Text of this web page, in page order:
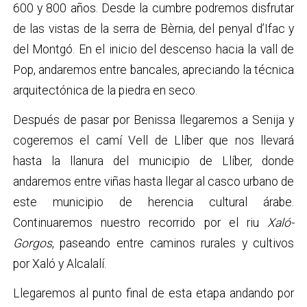
600 y 800 años. Desde la cumbre podremos disfrutar
de las vistas de la serra de Bèrnia, del penyal d’Ifac y
del Montgó. En el inicio del descenso hacia la vall de
Pop, andaremos entre bancales, apreciando la técnica
arquitectónica de la piedra en seco.
Después de pasar por Benissa llegaremos a Senija y
cogeremos el camí Vell de Llíber que nos llevará
hasta la llanura del municipio de Llíber, donde
andaremos entre viñas hasta llegar al casco urbano de
este municipio de herencia cultural árabe.
Continuaremos nuestro recorrido por el riuXaló-
Gorgos, paseando entre caminos rurales y cultivos
por Xaló y Alcalalí.
Llegaremos al punto final de esta etapa andando por